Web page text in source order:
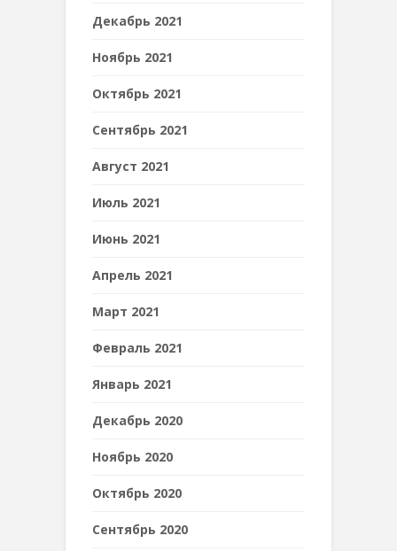
Декабрь 2021
Ноябрь 2021
Октябрь 2021
Сентябрь 2021
Август 2021
Июль 2021
Июнь 2021
Апрель 2021
Март 2021
Февраль 2021
Январь 2021
Декабрь 2020
Ноябрь 2020
Октябрь 2020
Сентябрь 2020